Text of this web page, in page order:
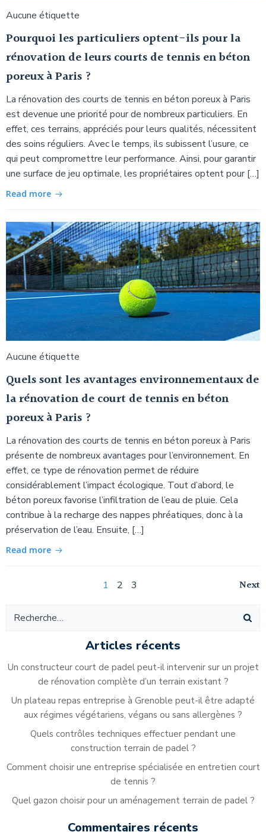
Aucune étiquette
Pourquoi les particuliers optent-ils pour la
rénovation de leurs courts de tennis en béton
poreux à Paris ?
La rénovation des courts de tennis en béton poreux à Paris
est devenue une priorité pour de nombreux particuliers. En
effet, ces terrains, appréciés pour leurs qualités, nécessitent
des soins réguliers. Avec le temps, ils subissent l’usure, ce
qui peut compromettre leur performance. Ainsi, pour garantir
une surface de jeu optimale, les propriétaires optent pour […]
Read more
Aucune étiquette
Quels sont les avantages environnementaux de
la rénovation de court de tennis en béton
poreux à Paris ?
La rénovation des courts de tennis en béton poreux à Paris
présente de nombreux avantages pour l’environnement. En
effet, ce type de rénovation permet de réduire
considérablement l’impact écologique. Tout d’abord, le
béton poreux favorise l’infiltration de l’eau de pluie. Cela
contribue à la recharge des nappes phréatiques, donc à la
préservation de l’eau. Ensuite, […]
Read more
Navigation
des
articles
Navigation
des
articles
Page
1 Page
2 Page
3 Next
Articles récents
Un constructeur court de padel peut-il intervenir sur un projet
de rénovation complète d’un terrain existant ?
Un plateau repas entreprise à Grenoble peut-il être adapté
aux régimes végétariens, végans ou sans allergènes ?
Quels contrôles techniques effectuer pendant une
construction terrain de padel ?
Comment choisir une entreprise spécialisée en entretien court
de tennis ?
Quel gazon choisir pour un aménagement terrain de padel ?
Commentaires récents